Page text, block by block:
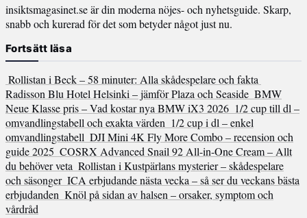
insiktsmagasinet.se är din moderna nöjes- och nyhetsguide. Skarp,
snabb och kurerad för det som betyder något just nu.
Fortsätt läsa
Rollistan i Beck – 58 minuter: Alla skådespelare och fakta
Radisson Blu Hotel Helsinki – jämför Plaza och Seaside BMW
Neue Klasse pris – Vad kostar nya BMW iX3 2026 1/2 cup till dl –
omvandlingstabell och exakta värden 1/2 cup i dl – enkel
omvandlingstabell DJI Mini 4K Fly More Combo – recension och
guide 2025 COSRX Advanced Snail 92 All-in-One Cream – Allt
du behöver veta Rollistan i Kustpärlans mysterier – skådespelare
och säsonger ICA erbjudande nästa vecka – så ser du veckans bästa
erbjudanden Knöl på sidan av halsen – orsaker, symptom och
vårdråd